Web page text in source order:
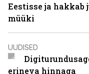
Eestisse ja hakkab
müüki
UUDISED
erineva hinnaga